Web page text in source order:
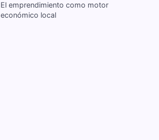
El emprendimiento como motor
económico local